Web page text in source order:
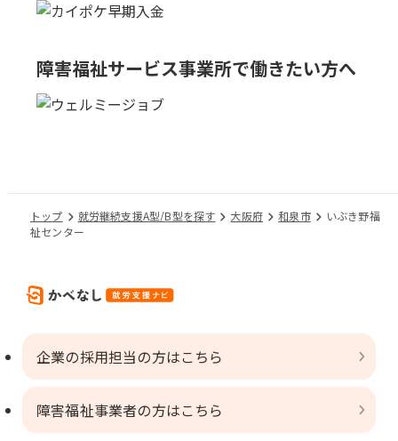
障害福祉サービス事業所で働きたい方へ
トップ 就労継続支援A型/B型を探す 大阪府 和泉市
いぶき野福
祉センター
企業の採用担当の方はこちら
障害福祉事業者の方はこちら